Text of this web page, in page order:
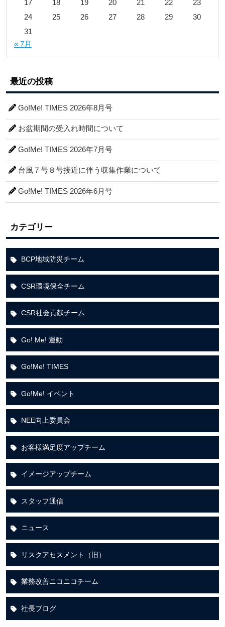
17 18 19 20 21 22
23
24
25 26 27 28 29
30
31
« 7月
最近の投稿
Go!Me! TIMES 2026年8月号
お盆期間の受入れ時間について
Go!Me! TIMES 2026年7月号
台風７号８号接近に伴う収集作業について
Go!Me! TIMES 2026年6月号
カテゴリー
BCP地域防災チーム
CSR環境保全チーム
CSR社会貢献チーム
Go! Me! 運動
Go!Me! TIMES
Go!Me! イベント
NEE向上委員会
お客様満足度アップチーム
イメージアップチーム
スタッフ通信
ニュース
リスクアセスメント（旧）
業務改善ニコニコチーム
社長ブログ